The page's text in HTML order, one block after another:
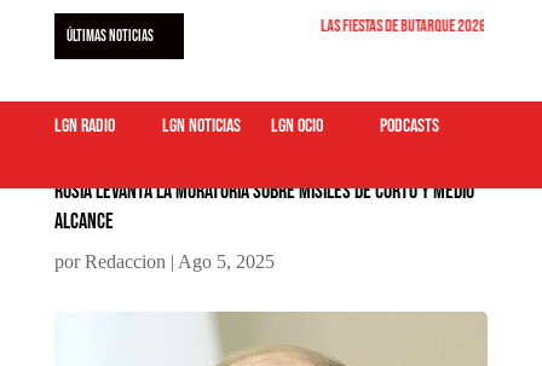
ÚLTIMAS NOTICIAS Las Fiestas de Butarque 2026 arrancan
LGN Radio LGN Noticias LGN ocio podcasts
Rusia levanta la moratoria sobre misiles de corto y medio
alcance
porRedaccion| Ago 5, 2025